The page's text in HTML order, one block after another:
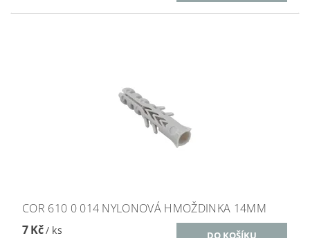
COR 610 0 014 NYLONOVÁ HMOŽDINKA 14MM
7 Kč/ ks